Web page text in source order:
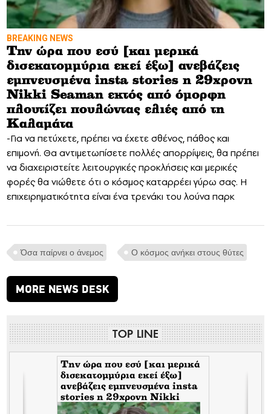
BREAKING NEWS
Tην ώρα που εσύ [και μερικά
δισεκατομμύρια εκεί έξω] ανεβάζεις
εμπνευσμένα insta stories η 29χρονη
Nikki Seaman εκτός από όμορφη
πλουτίζει πουλώντας ελιές από τη
Καλαμάτα
-Για να πετύχετε, πρέπει να έχετε σθένος, πάθος και
επιμονή. Θα αντιμετωπίσετε πολλές απορρίψεις, θα πρέπει
να διαχειριστείτε λειτουργικές προκλήσεις και μερικές
φορές θα νιώθετε ότι ο κόσμος καταρρέει γύρω σας. Η
επιχειρηματικότητα είναι ένα τρενάκι του λούνα παρκ
Όσα παίρνει ο άνεμος Ο κόσμος ανήκει στους θύτες
MORE NEWS DESK
TOP LINE
Tην ώρα που εσύ [και μερικά
δισεκατομμύρια εκεί έξω]
ανεβάζεις εμπνευσμένα insta
stories η 29χρονη Nikki
Seaman εκτός από όμορφη